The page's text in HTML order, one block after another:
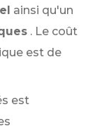
ainsi qu'un
. Le coût
est de
est